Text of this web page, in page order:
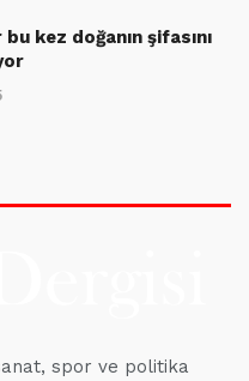
kez doğanın şifasını
spor ve politika